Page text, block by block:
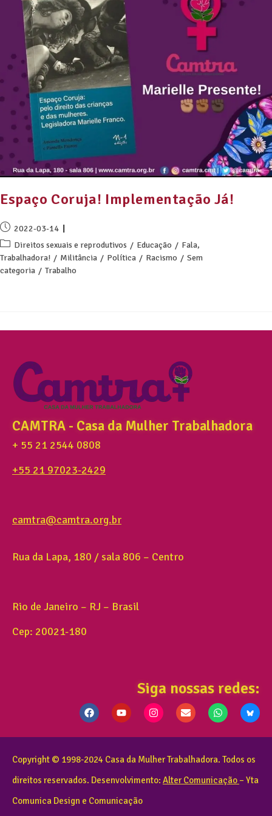
Espaço Coruja! Implementação Já!
2022-03-14
Direitos sexuais e reprodutivos / Educação / Fala,
Trabalhadora! / Militância / Política / Racismo / Sem
categoria / Trabalho
CAMTRA - Casa da Mulher Trabalhadora
+ 55 21 2544 0808
+55 21 97023-2429
camtra@camtra.org.br
Rua da Lapa, 180 / sala 806 – Centro
Rio de Janeiro – RJ – Brasil
Cep: 20021-180
Siga nossas redes:
Copyright © 1998-2024 Casa da Mulher Trabalhadora. Todos os
direitos reservados. Desenvolvimento: Alter Comunicação – Yta
Comunica Design e Comunicação